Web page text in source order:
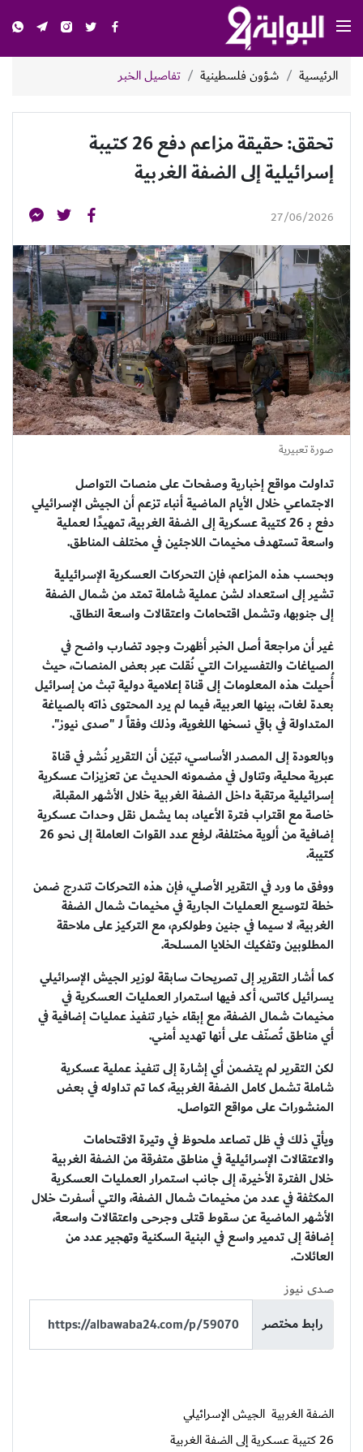
الرئيسية شؤون فلسطينية تفاصيل الخبر
تحقق: حقيقة مزاعم دفع 26 كتيبة
إسرائيلية إلى الضفة الغربية
27/06/2026
صورة تعبيرية
تداولت مواقع إخبارية وصفحات على منصات التواصل
الاجتماعي خلال الأيام الماضية أنباء تزعم أن الجيش الإسرائيلي
دفع بـ 26 كتيبة عسكرية إلى الضفة الغربية، تمهيدًا لعملية
واسعة تستهدف مخيمات اللاجئين في مختلف المناطق.
وبحسب هذه المزاعم، فإن التحركات العسكرية الإسرائيلية
تشير إلى استعداد لشن عملية شاملة تمتد من شمال الضفة
إلى جنوبها، وتشمل اقتحامات واعتقالات واسعة النطاق.
غير أن مراجعة أصل الخبر أظهرت وجود تضارب واضح في
الصياغات والتفسيرات التي نُقلت عبر بعض المنصات، حيث
أُحيلت هذه المعلومات إلى قناة إعلامية دولية تبث من إسرائيل
بعدة لغات، بينها العربية، فيما لم يرد المحتوى ذاته بالصياغة
المتداولة في باقي نسخها اللغوية، وذلك وفقاً لـ "صدى نيوز".
وبالعودة إلى المصدر الأساسي، تبيّن أن التقرير نُشر في قناة
عبرية محلية، وتناول في مضمونه الحديث عن تعزيزات عسكرية
إسرائيلية مرتقبة داخل الضفة الغربية خلال الأشهر المقبلة،
خاصة مع اقتراب فترة الأعياد، بما يشمل نقل وحدات عسكرية
إضافية من ألوية مختلفة، لرفع عدد القوات العاملة إلى نحو 26
كتيبة.
ووفق ما ورد في التقرير الأصلي، فإن هذه التحركات تندرج ضمن
خطة لتوسيع العمليات الجارية في مخيمات شمال الضفة
الغربية، لا سيما في جنين وطولكرم، مع التركيز على ملاحقة
المطلوبين وتفكيك الخلايا المسلحة.
كما أشار التقرير إلى تصريحات سابقة لوزير الجيش الإسرائيلي
يسرائيل كاتس، أكد فيها استمرار العمليات العسكرية في
مخيمات شمال الضفة، مع إبقاء خيار تنفيذ عمليات إضافية في
أي مناطق تُصنّف على أنها تهديد أمني.
لكن التقرير لم يتضمن أي إشارة إلى تنفيذ عملية عسكرية
شاملة تشمل كامل الضفة الغربية، كما تم تداوله في بعض
المنشورات على مواقع التواصل.
ويأتي ذلك في ظل تصاعد ملحوظ في وتيرة الاقتحامات
والاعتقالات الإسرائيلية في مناطق متفرقة من الضفة الغربية
خلال الفترة الأخيرة، إلى جانب استمرار العمليات العسكرية
المكثفة في عدد من مخيمات شمال الضفة، والتي أسفرت خلال
الأشهر الماضية عن سقوط قتلى وجرحى واعتقالات واسعة،
إضافة إلى تدمير واسع في البنية السكنية وتهجير عدد من
العائلات.
صدى نيوز
رابط مختصر
الضفة الغربية الجيش الإسرائيلي
26 كتيبة عسكرية إلى الضفة الغربية